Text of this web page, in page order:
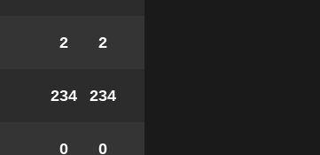
2 2
234 234
0 0